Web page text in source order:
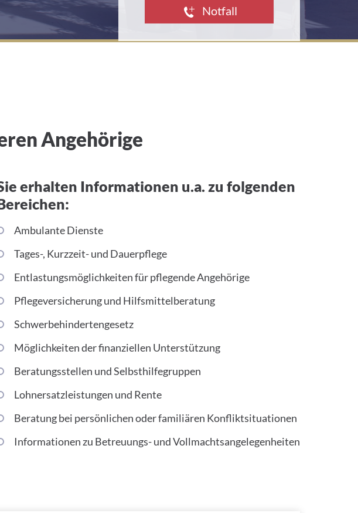
e
Notfall
Angehörige
erhalten Informationen u.a. zu folgenden
Ambulante Dienste
Tages-, Kurzzeit- und Dauerpflege
Entlastungsmöglichkeiten für pflegende Angehörige
Pflegeversicherung und Hilfsmittelberatung
Schwerbehindertengesetz
Möglichkeiten der finanziellen Unterstützung
Beratungsstellen und Selbsthilfegruppen
Lohnersatzleistungen und Rente
Beratung bei persönlichen oder familiären Konfliktsituationen
Informationen zu Betreuungs- und Vollmachtsangelegenheiten